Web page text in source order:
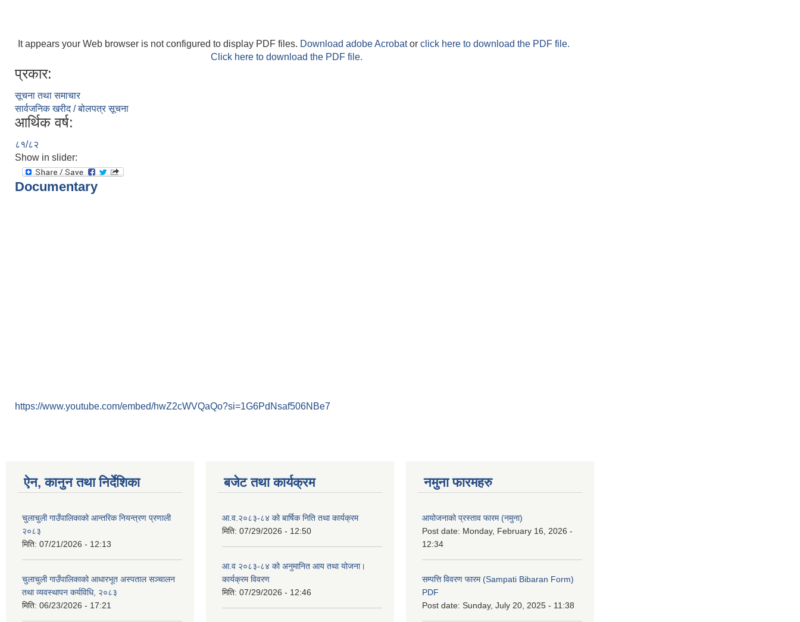
It appears your Web browser is not configured to display PDF files. Download adobe Acrobator click here to download the PDF file.
Click here to download the PDF file.
प्रकार:
सूचना तथा समाचार
सार्वजनिक खरीद / बोलपत्र सूचना
आर्थिक वर्ष:
८१/८२
Show in slider:
Documentary
https://www.youtube.com/embed/hwZ2cWVQaQo?si=1G6PdNsaf506NBe7
ऐन, कानुन तथा निर्देशिका
चुलाचुली गाउँपालिकाको आन्तरिक नियन्त्रण प्रणाली
२०८३
मिति: 07/21/2026 - 12:13
चुलाचुली गाउँपालिकाको आधारभूत अस्पताल सञ्चालन
तथा व्यवस्थापन कर्यविधि, २०८३
मिति: 06/23/2026 - 17:21
बजेट तथा कार्यक्रम
आ.व.२०८३-८४ को बार्षिक निति तथा कार्यक्रम
मिति: 07/29/2026 - 12:50
आ.व २०८३-८४ को अनुमानित आय तथा योजना।
कार्यक्रम विवरण
मिति: 07/29/2026 - 12:46
नमुना फारमहरु
आयोजनाको प्रस्ताव फारम (नमुना)
Post date: Monday, February 16, 2026 -
12:34
सम्पत्ति विवरण फारम (Sampati Bibaran Form)
PDF
Post date: Sunday, July 20, 2025 - 11:38